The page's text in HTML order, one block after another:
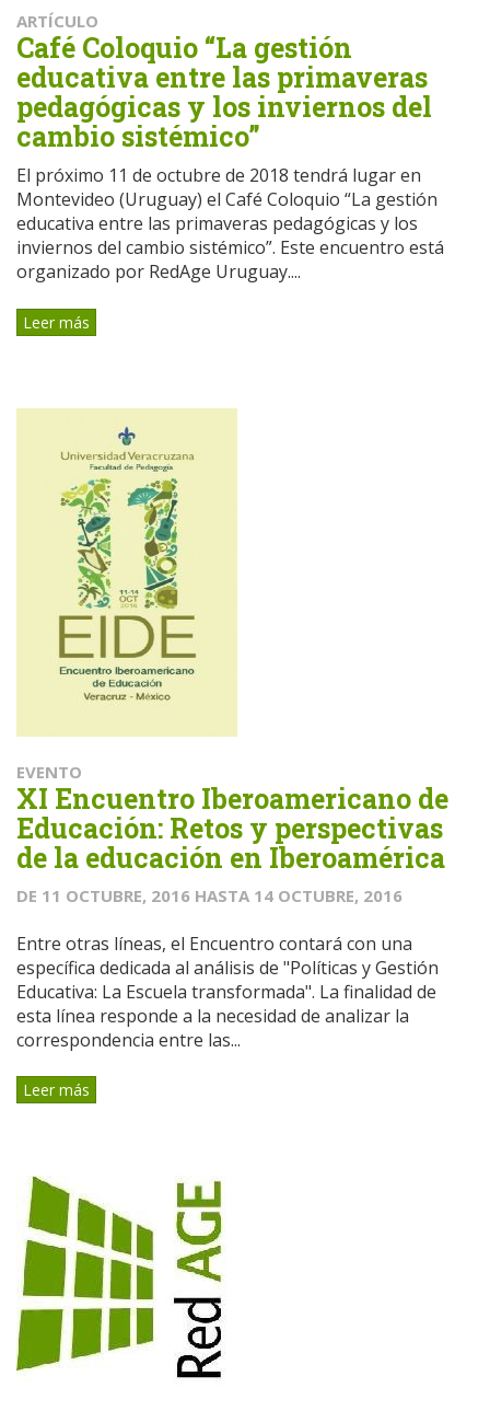
ARTÍCULO
Café Coloquio “La gestión
educativa entre las primaveras
pedagógicas y los inviernos del
cambio sistémico”
El próximo 11 de octubre de 2018 tendrá lugar en
Montevideo (Uruguay) el Café Coloquio “La gestión
educativa entre las primaveras pedagógicas y los
inviernos del cambio sistémico”. Este encuentro está
organizado por RedAge Uruguay....
Leer más
EVENTO
XI Encuentro Iberoamericano de
Educación: Retos y perspectivas
de la educación en Iberoamérica
DE 11 OCTUBRE, 2016 HASTA 14 OCTUBRE, 2016
Entre otras líneas, el Encuentro contará con una
específica dedicada al análisis de "Políticas y Gestión
Educativa: La Escuela transformada". La finalidad de
esta línea responde a la necesidad de analizar la
correspondencia entre las...
Leer más